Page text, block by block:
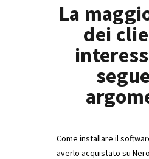
La
dei
Come installare il
averlo acquistato su